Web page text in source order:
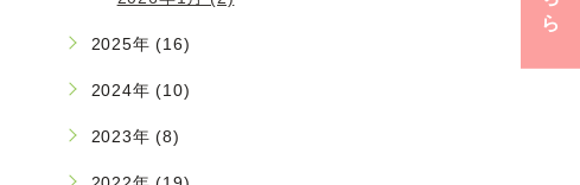
ら
2025年 (16)
2024年 (10)
2023年 (8)